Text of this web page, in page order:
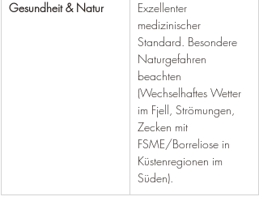
Gesundheit & Natur
Exzellenter
medizinischer
Standard. Besondere
Naturgefahren
beachten
(Wechselhaftes Wetter
im Fjell, Strömungen,
Zecken mit
FSME/Borreliose in
Küstenregionen im
Süden).